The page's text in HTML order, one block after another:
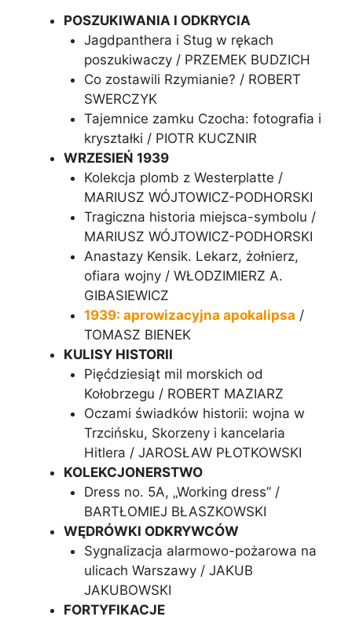
POSZUKIWANIA I ODKRYCIA
Jagdpanthera i Stug w rękach
poszukiwaczy / PRZEMEK BUDZICH
Co zostawili Rzymianie? / ROBERT
SWERCZYK
Tajemnice zamku Czocha: fotografia i
kryształki / PIOTR KUCZNIR
WRZESIEŃ 1939
Kolekcja plomb z Westerplatte /
MARIUSZ WÓJTOWICZ-PODHORSKI
Tragiczna historia miejsca-symbolu /
MARIUSZ WÓJTOWICZ-PODHORSKI
Anastazy Kensik. Lekarz, żołnierz,
ofiara wojny / WŁODZIMIERZ A.
GIBASIEWICZ
1939: aprowizacyjna apokalipsa /
TOMASZ BIENEK
KULISY HISTORII
Pięćdziesiąt mil morskich od
Kołobrzegu / ROBERT MAZIARZ
Oczami świadków historii: wojna w
Trzcińsku, Skorzeny i kancelaria
Hitlera / JAROSŁAW PŁOTKOWSKI
KOLEKCJONERSTWO
Dress no. 5A, „Working dress” /
BARTŁOMIEJ BŁASZKOWSKI
WĘDRÓWKI ODKRYWCÓW
Sygnalizacja alarmowo-pożarowa na
ulicach Warszawy / JAKUB
JAKUBOWSKI
FORTYFIKACJE